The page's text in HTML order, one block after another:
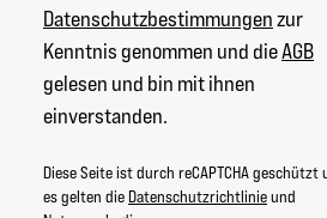
Datenschutzbestimmungenzur
Kenntnis genommen und dieAGB
gelesen und bin mit ihnen
einverstanden.
Diese Seite ist durch reCAPTCHA geschützt
es gelten die Datenschutzrichtlinieund